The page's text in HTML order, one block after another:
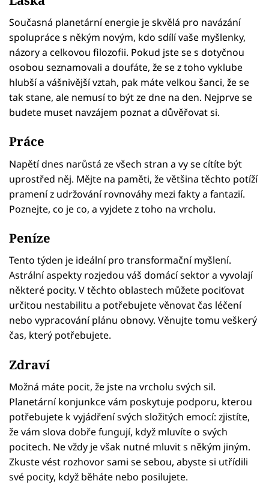
Současná planetární energie je skvělá pro navázání
spolupráce s někým novým, kdo sdílí vaše myšlenky,
názory a celkovou filozofii. Pokud jste se s dotyčnou
osobou seznamovali a doufáte, že se z toho vyklube
hlubší a vášnivější vztah, pak máte velkou šanci, že se
tak stane, ale nemusí to být ze dne na den. Nejprve se
budete muset navzájem poznat a důvěřovat si.
Práce
Napětí dnes narůstá ze všech stran a vy se cítíte být
uprostřed něj. Mějte na paměti, že většina těchto potíží
pramení z udržování rovnováhy mezi fakty a fantazií.
Poznejte, co je co, a vyjdete z toho na vrcholu.
Peníze
Tento týden je ideální pro transformační myšlení.
Astrální aspekty rozjedou váš domácí sektor a vyvolají
některé pocity. V těchto oblastech můžete pociťovat
určitou nestabilitu a potřebujete věnovat čas léčení
nebo vypracování plánu obnovy. Věnujte tomu veškerý
čas, který potřebujete.
Zdraví
Možná máte pocit, že jste na vrcholu svých sil.
Planetární konjunkce vám poskytuje podporu, kterou
potřebujete k vyjádření svých složitých emocí: zjistíte,
že vám slova dobře fungují, když mluvíte o svých
pocitech. Ne vždy je však nutné mluvit s někým jiným.
Zkuste vést rozhovor sami se sebou, abyste si utřídili
své pocity, když běháte nebo posilujete.